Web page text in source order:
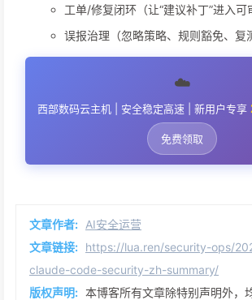
工单/修复闭环（让“建议补丁”进入可
误报治理（忽略策略、规则豁免、复
☁️
西部数码云主机 | 安全稳定高速 | 新用户专享
免费领取
文章作者: AI安全运营
文章链接: https://lua.ren/security-ops/
claude-code-security-zh-summary/
版权声明: 本博客所有文章除特别声明外，